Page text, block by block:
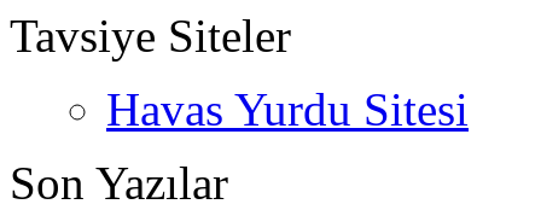
Tavsiye Siteler
Havas Yurdu Sitesi
Son Yazılar